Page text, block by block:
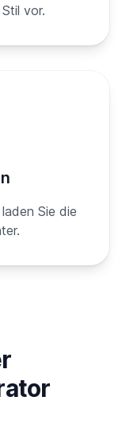
vor.
Sie die